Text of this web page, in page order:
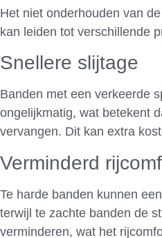
Het niet onderhouden van
kan leiden tot verschillende
Snellere slijtage
Banden met een verkeerde
ongelijkmatig, wat betekent
vervangen. Dit kan extra
Verminderd
Te harde banden kunnen
terwijl te zachte banden de
verminderen, wat het